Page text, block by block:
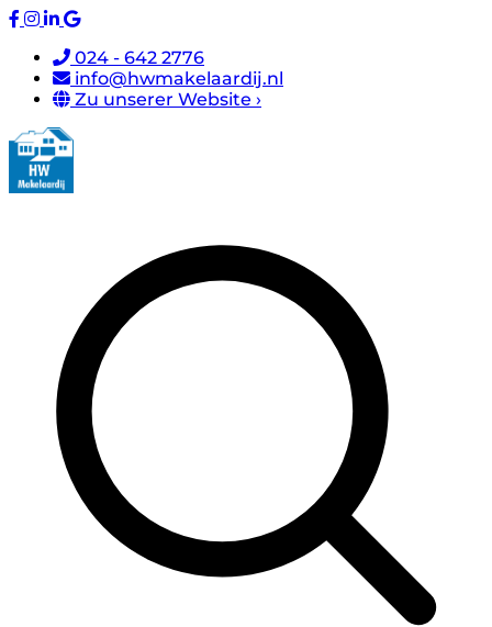
024 - 642 2776
info@hwmakelaardij.nl
Zu unserer Website ›